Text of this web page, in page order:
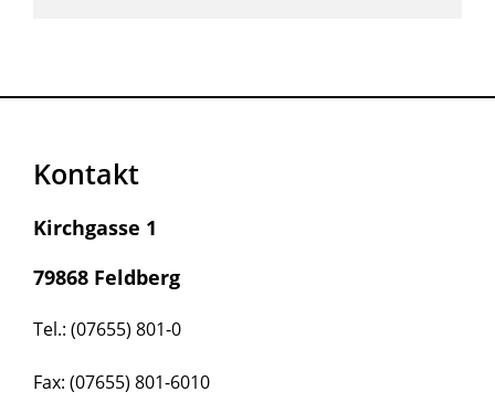
Kontakt
Kirchgasse 1
79868 Feldberg
Tel.: (07655) 801-0
Fax: (07655) 801-6010